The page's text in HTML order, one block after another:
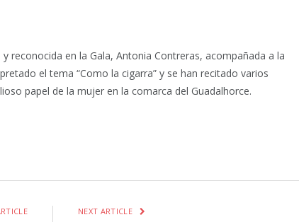
reconocida en la Gala, Antonia Contreras, acompañada a la
el tema “Como la cigarra” y se han recitado varios
papel de la mujer en la comarca del Guadalhorce.
NEXT ARTICLE